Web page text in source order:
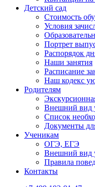
Детский сад
Стоимость
Условия
Портрет
Распорядок
Наши занятия
Расписание
Наш кодекс
Родителям
Внешний вид
Список
Документы
Ученикам
ОГЭ, ЕГЭ
Внешний вид
Правила
Контакты